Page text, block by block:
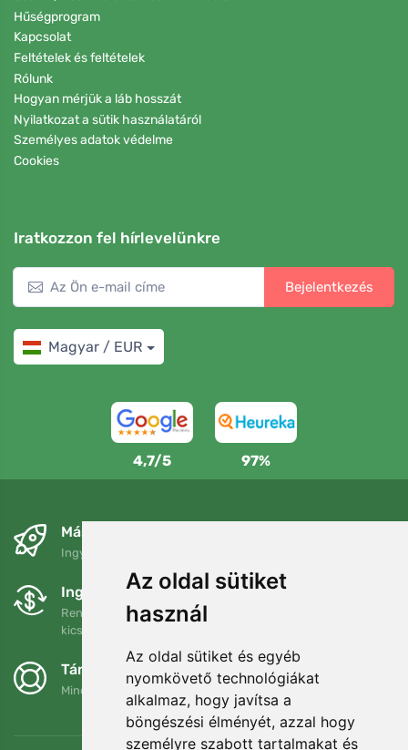
Az oldal sütiket
használ
Az oldal sütiket és egyéb
nyomkövető technológiákat
alkalmaz, hogy javítsa a
böngészési élményét, azzal hogy
személyre szabott tartalmakat és
Hűségprogram
Kapcsolat
Feltételek és feltételek
Rólunk
Hogyan mérjük a láb hosszát
Nyilatkozat a sütik használatáról
Személyes adatok védelme
Cookies
Iratkozzon fel hírlevelünkre
Bejelentkezés
Magyar / EUR
4,7/5 97%
Másnapra és ingyenesen
Ingyenes szállítás a következő összeg felett: 80 EUR
Ingyenes csere és visszaküldés
Rendelését 90 napon belül bármikor visszaküldheti vagy
kicserélheti.
Támogatjuk a Trees.org-ot
Minden megrendelésért ültetünk egy fát! Bővebben